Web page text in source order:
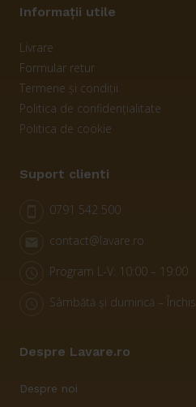
Informații utile
Livrare
Formular retur
Termene și condiții
Politica de confidențialitate
Politica de cookie
Suport clienti
0791 542 500
contact@lavare.ro
Program L-V: 10:00 – 19:00
Sâmbătă și dumincă – Închis
Despre Lavare.ro
Despre noi